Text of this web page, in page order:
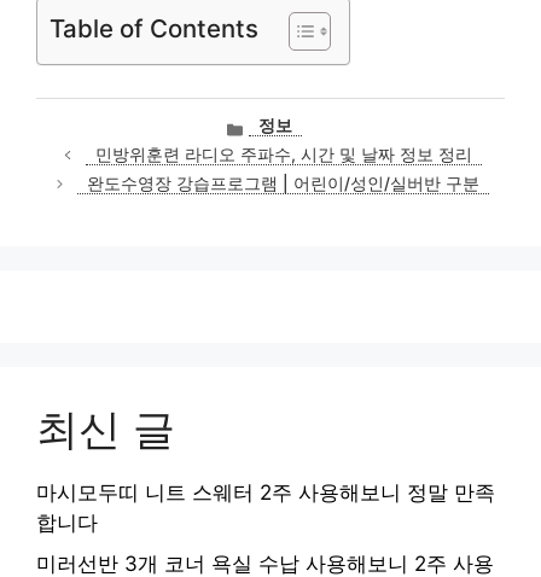
Table of Contents
카
테
고
리
정보
민방위훈련 라디오 주파수, 시간 및 날짜 정보 정리
완도수영장 강습프로그램 | 어린이/성인/실버반 구분
최신 글
마시모두띠 니트 스웨터 2주 사용해보니 정말 만족
합니다
미러선반 3개 코너 욕실 수납 사용해보니 2주 사용